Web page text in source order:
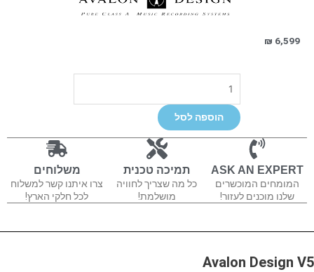
₪ 6,599
כמות
של
Avalon
Design
V5
הוספה לסל
ASK AN EXPERT
המומחים המוכשרים
שלנו מוכנים לעזור!
תמיכה טכנית
כל מה שצריך לחוויה
מושלמת!
משלוחים
צרו איתנו קשר למשלוח
לכל חלקי הארץ!
Avalon Design V5